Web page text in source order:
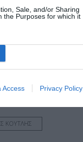
Sale, and/or Sharing
the Purposes for which it
Access Privacy Policy
2023
ΚΟΥΤΛΗΣ